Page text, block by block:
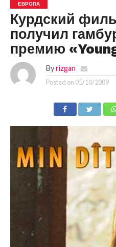
ЕВРОПА
Курдский
получил
премию
By rizgan
Posted on 05/10/2009